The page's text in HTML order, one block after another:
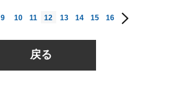
9 10 11 12 13 14 15 16
戻る